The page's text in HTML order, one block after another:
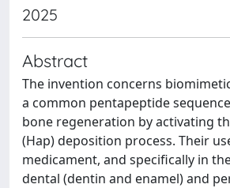
2025
Abstract
The invention concerns
a common pentapeptide
bone regeneration by activating
(Hap) deposition process. Their
medicament, and specifically in
dental (dentin and enamel) and